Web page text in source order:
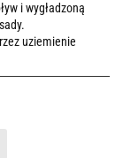
i wygładzoną
uziemienie